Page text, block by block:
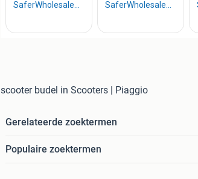
scooter budel in Scooters | Piaggio
Gerelateerde zoektermen
Populaire zoektermen